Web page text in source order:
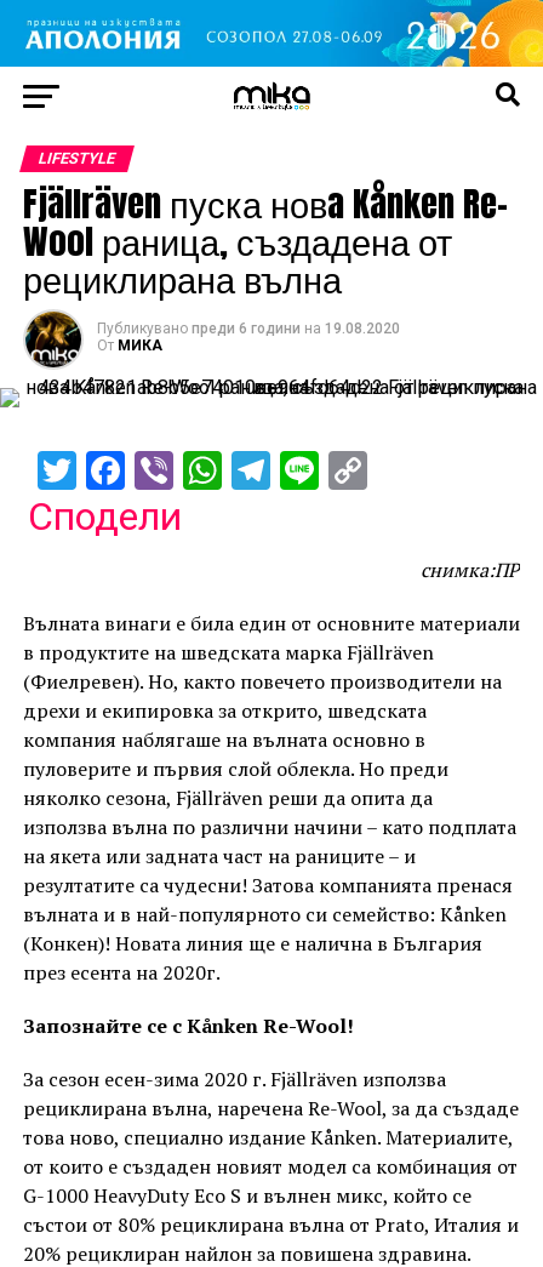
LIFESTYLE
Fjällräven пуска новa Kånken Re-
Wool раница, създадена от
рециклирана вълна
Публикувано преди 6 години на 19.08.2020
От МИКА
TwitterFacebook
ViberWhatsApp
Telegram
Line
Сподели
снимка:ПР
Вълната винаги е била един от основните материали
в продуктите на шведската марка Fjällräven
(Фиелревен). Но, както повечето производители на
дрехи и екипировка за открито, шведската
компания наблягаше на вълната основно в
пуловерите и първия слой облекла. Но преди
няколко сезона, Fjällräven реши да опита да
използва вълна по различни начини – като подплата
на якета или задната част на раниците – и
резултатите са чудесни! Затова компанията пренася
вълната и в най-популярното си семейство: Kånken
(Конкен)! Новата линия ще е налична в България
през есента на 2020г.
Запознайте се с Kånken Re-Wool!
За сезон есен-зима 2020 г. Fjällräven използва
рециклирана вълна, наречена Re-Wool, за да създаде
това ново, специално издание Kånken. Материалите,
от които е създаден новият модел са комбинация от
G-1000 HeavyDuty Eco S и вълнен микс, който се
състои от 80% рециклирана вълна от Prato, Италия и
20% рециклиран найлон за повишена здравина.